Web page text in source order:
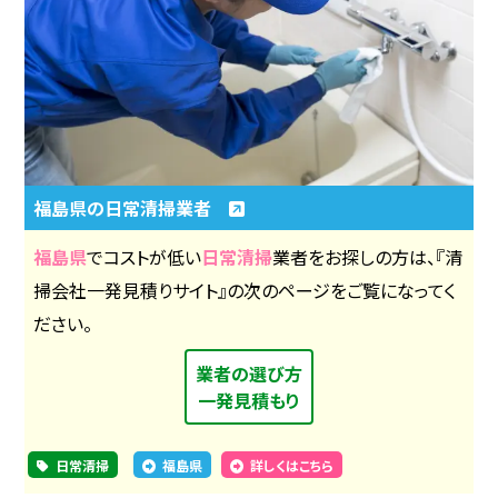
福島県の日常清掃業者
福島県でコストが低い日常清掃業者をお探しの方は、『清
掃会社一発見積りサイト』の次のページをご覧になってく
ださい。
業者の選び方
一発見積もり
日常清掃 福島県 詳しくはこちら